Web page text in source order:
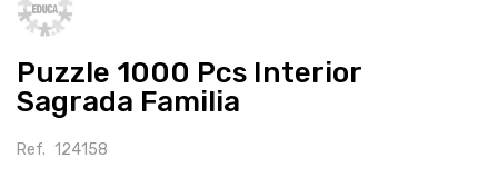
Puzzle 1000 Pcs Interior
Sagrada Familia
Ref. 124158
o
início
da
galeria
de
imagens